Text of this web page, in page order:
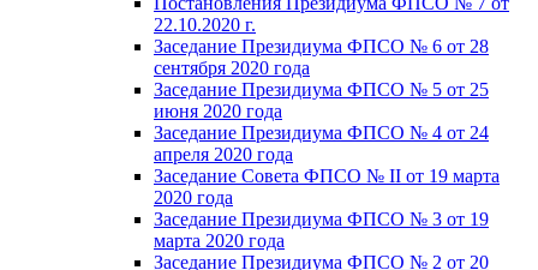
22.10.2020 г.
Заседание Президиума ФПСО № 6 от 28
сентября 2020 года
Заседание Президиума ФПСО № 5 от 25
июня 2020 года
Заседание Президиума ФПСО № 4 от 24
апреля 2020 года
Заседание Совета ФПСО № II от 19 марта
2020 года
Заседание Президиума ФПСО № 3 от 19
марта 2020 года
Заседание Президиума ФПСО № 2 от 20